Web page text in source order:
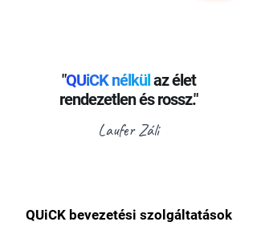
"QUiCK nélkülaz élet
rendezetlen és rossz."
Laufer Záli
QUiCK bevezetési szolgáltatások